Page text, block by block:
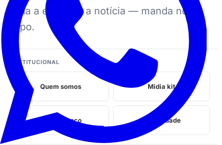
Ajuda a espalhar a notícia — manda no
grupo.
INSTITUCIONAL
Quem somos Midia kit
Fale conosco Privacidade